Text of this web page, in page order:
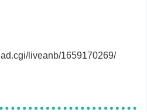
liveanb/1659170269/